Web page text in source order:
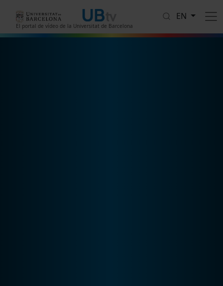
El portal de vídeo de la Universitat de Barcelona
EN